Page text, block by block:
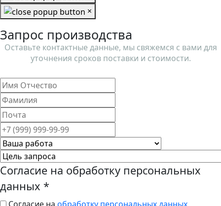
×
Запрос производства
Оставьте контактные данные, мы свяжемся с вами для
уточнения сроков поставки и стоимости.
Согласие на обработку персональных
данных *
Согласие на обработку персональных данных